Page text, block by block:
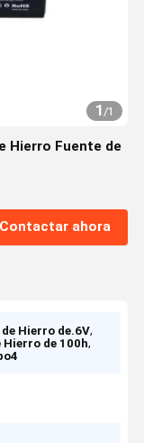
1/1
Hierro Fuente de
Contactar ahora
Hierro de.6V,
de 100h,